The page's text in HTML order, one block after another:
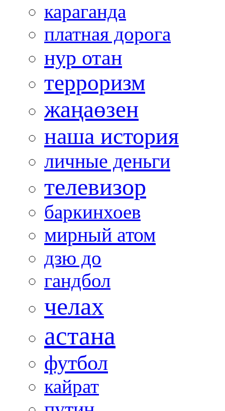
караганда
платная дорога
нур отан
терроризм
жаңаөзен
наша история
личные деньги
телевизор
баркинхоев
мирный атом
дзю до
гандбол
челах
астана
футбол
кайрат